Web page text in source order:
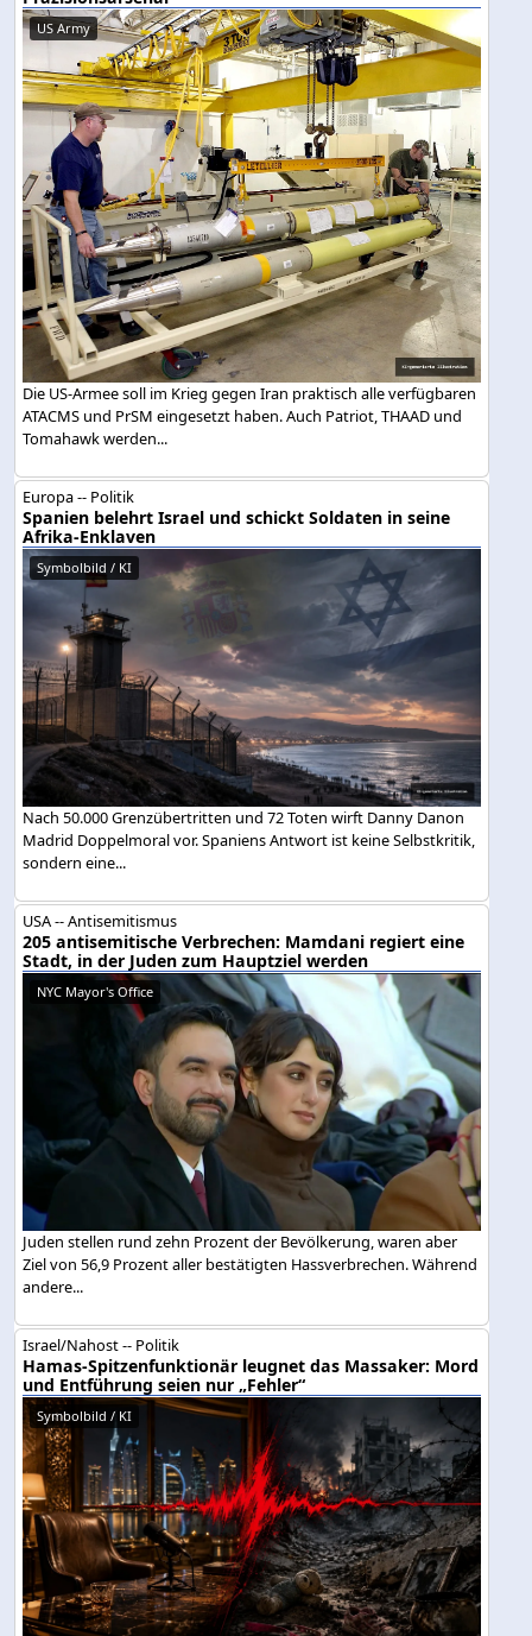
US Army
Die US-Armee soll im Krieg gegen Iran praktisch alle verfügbaren
ATACMS und PrSM eingesetzt haben. Auch Patriot, THAAD und
Tomahawk werden...
Europa -- Politik
Spanien belehrt Israel und schickt Soldaten in seine
Afrika-Enklaven
Symbolbild / KI
Nach 50.000 Grenzübertritten und 72 Toten wirft Danny Danon
Madrid Doppelmoral vor. Spaniens Antwort ist keine Selbstkritik,
sondern eine...
USA -- Antisemitismus
205 antisemitische Verbrechen: Mamdani regiert eine
Stadt, in der Juden zum Hauptziel werden
NYC Mayor's Office
Juden stellen rund zehn Prozent der Bevölkerung, waren aber
Ziel von 56,9 Prozent aller bestätigten Hassverbrechen. Während
andere...
Israel/Nahost -- Politik
Hamas-Spitzenfunktionär leugnet das Massaker: Mord
und Entführung seien nur „Fehler“
Symbolbild / KI